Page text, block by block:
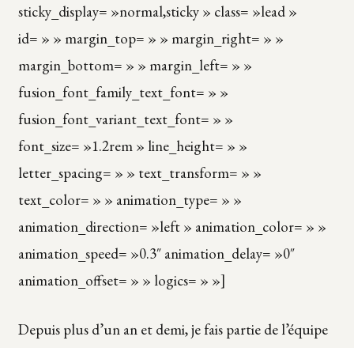
sticky_display= »normal,sticky » class= »lead »
id= » » margin_top= » » margin_right= » »
margin_bottom= » » margin_left= » »
fusion_font_family_text_font= » »
fusion_font_variant_text_font= » »
font_size= »1.2rem » line_height= » »
letter_spacing= » » text_transform= » »
text_color= » » animation_type= » »
animation_direction= »left » animation_color= » »
animation_speed= »0.3″ animation_delay= »0″
animation_offset= » » logics= » »]
Depuis plus d’un an et demi, je fais partie de l’équipe